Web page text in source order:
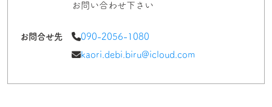
お問い合わせ下さい
お問合せ先
090-2056-1080
kaori.debi.biru@icloud.com